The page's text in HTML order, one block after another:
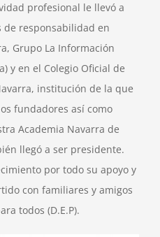
profesional le llevó a
responsabilidad en
Grupo La Información
y en el Colegio Oficial de
institución de la que
fundadores así como
Academia Navarra de
llegó a ser presidente.
por todo su apoyo y
con familiares y amigos
todos (D.E.P).